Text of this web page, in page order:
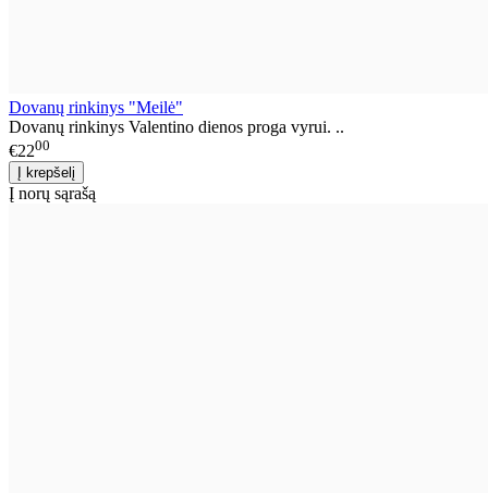
Dovanų rinkinys "Meilė"
Dovanų rinkinys Valentino dienos proga vyrui. ..
€2200
Į norų sąrašą